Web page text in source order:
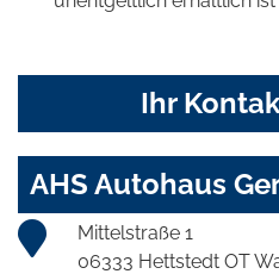
Ihr
AHS Autohaus
Mittelstraße 1
06333 Hettstedt OT